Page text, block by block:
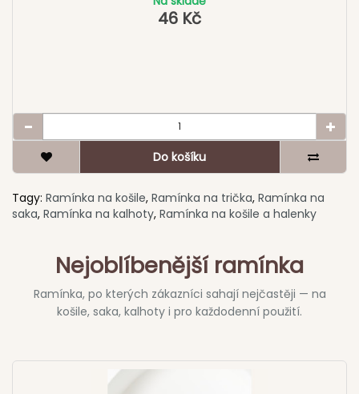
46 Kč
Do košíku
Tagy: Ramínka na košile, Ramínka na trička, Ramínka na
saka, Ramínka na kalhoty, Ramínka na košile a halenky
Nejoblíbenější ramínka
Ramínka, po kterých zákazníci sahají nejčastěji — na
košile, saka, kalhoty i pro každodenní použití.